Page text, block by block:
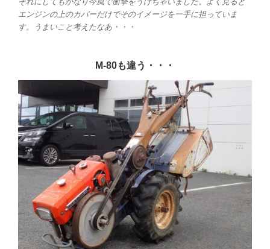
エンジンの上のカバーだけでそのイメージを一手に担っていま
す。うまいこと考えたなあ・・・
M-80も違う・・・